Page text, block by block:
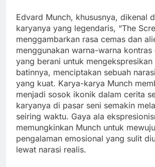
Edvard Munch, khususnya, dikenal
karyanya yang legendaris, “The
menggambarkan rasa cemas dan
menggunakan warna-warna kontras
yang berani untuk mengekspresikan
batinnya, menciptakan sebuah
yang kuat. Karya-karya Munch
menjadi sosok ikonik dalam cerita
karyanya di pasar seni semakin
seiring waktu. Gaya ala
memungkinkan Munch untuk
pengalaman emosional yang sulit
lewat narasi realis.